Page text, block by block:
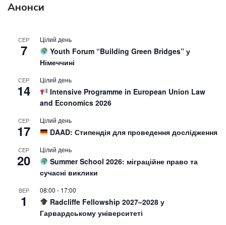
Анонси
СЕР
7
Цілий день
Youth Forum “Building Green Bridges” у
Німеччині
СЕР
14
Цілий день
Intensive Programme in European Union Law
and Economics 2026
СЕР
17
Цілий день
DAAD: Стипендія для проведення дослідження
СЕР
20
Цілий день
Summer School 2026: міграційне право та
сучасні виклики
ВЕР
1
08:00 - 17:00
Radcliffe Fellowship 2027–2028 у
Гарвардському університеті